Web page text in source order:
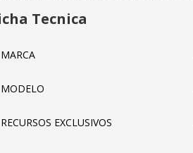
Tecnica
MARCA
MODELO
RECURSOS EXCLUSIVOS